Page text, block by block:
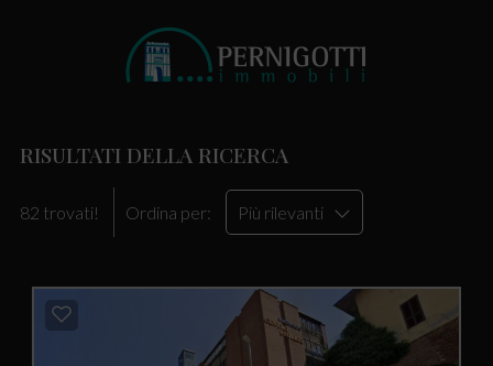
RISULTATI DELLA RICERCA
82 trovati! Ordina per: Più rilevanti